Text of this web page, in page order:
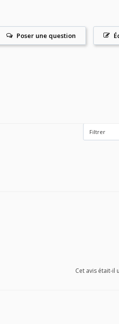
Poser une question
Cet avis était-il